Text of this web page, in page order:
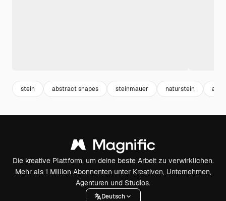
stein abstract shapes steinmauer naturstein
Die kreative Plattform, um deine beste Arbeit zu verwirklichen.
Mehr als 1 Million Abonnenten unter Kreativen, Unternehmen,
Agenturen und Studios.
Deutsch